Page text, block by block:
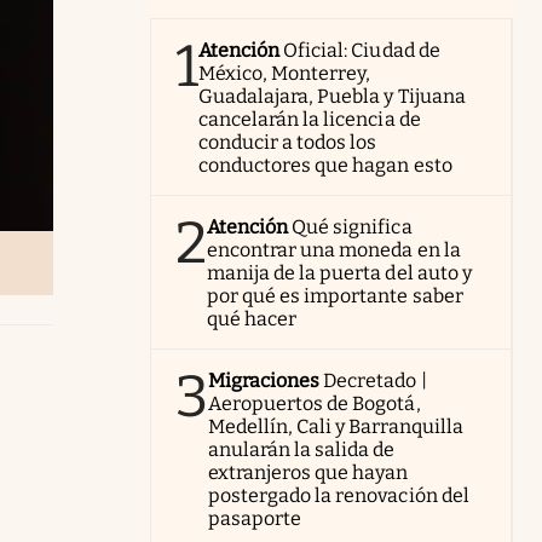
1AtenciónOficial: Ciudad de
México, Monterrey,
Guadalajara, Puebla y Tijuana
cancelarán la licencia de
conducir a todos los
conductores que hagan esto
2AtenciónQué significa
encontrar una moneda en la
manija de la puerta del auto y
por qué es importante saber
qué hacer
3MigracionesDecretado |
Aeropuertos de Bogotá,
Medellín, Cali y Barranquilla
anularán la salida de
extranjeros que hayan
postergado la renovación del
pasaporte